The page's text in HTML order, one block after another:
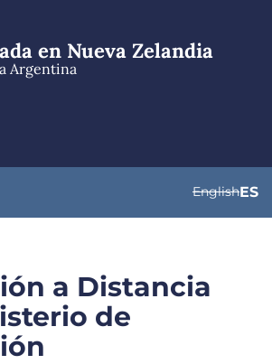
en Nueva Zelandia
Argentina
EnglishES
a Distancia
de